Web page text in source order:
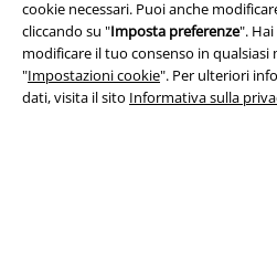
cookie necessari. Puoi anche
cliccando su "Imposta preferenze".
modificare il tuo consenso in qualsiasi
"Impostazioni cookie". Per ulteriori
dati, visita il sito Informativa sulla